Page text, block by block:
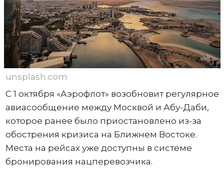
unsplash.com
С 1 октября «Аэрофлот» возобновит регулярное
авиасообщение между Москвой и Абу-Даби,
которое ранее было приостановлено из-за
обострения кризиса на Ближнем Востоке.
Места на рейсах уже доступны в системе
бронирования нацперевозчика.